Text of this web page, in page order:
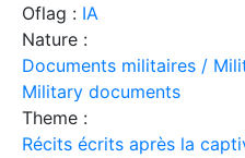
Oflag : IA
Nature :
Documents militaires /
Military documents
Theme :
Récits écrits après la